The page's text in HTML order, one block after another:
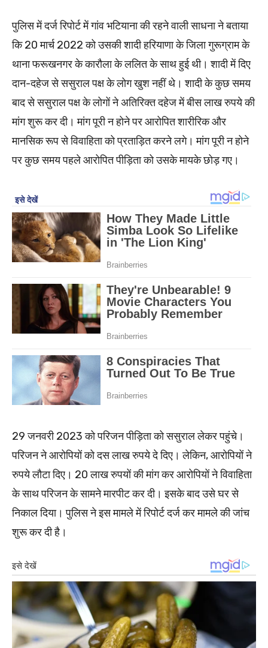
पुलिस में दर्ज रिपोर्ट में गांव भटियाना की रहने वाली साधना ने बताया
कि 20 मार्च 2022 को उसकी शादी हरियाणा के जिला गुरूग्राम के
थाना फरूखनगर के कारौला के ललित के साथ हुई थी। शादी में दिए
दान-दहेज से ससुराल पक्ष के लोग खुश नहीं थे। शादी के कुछ समय
बाद से ससुराल पक्ष के लोगों ने अतिरिक्त दहेज में बीस लाख रुपये की
मांग शुरू कर दी। मांग पूरी न होने पर आरोपित शारीरिक और
मानसिक रूप से विवाहिता को प्रताड़ित करने लगे। मांग पूरी न होने
पर कुछ समय पहले आरोपित पीड़िता को उसके मायके छोड़ गए।
29 जनवरी 2023 को परिजन पीड़िता को ससुराल लेकर पहुंचे।
परिजन ने आरोपियों को दस लाख रुपये दे दिए। लेकिन, आरोपियों ने
रुपये लौटा दिए। 20 लाख रुपयों की मांग कर आरोपियों ने विवाहिता
के साथ परिजन के सामने मारपीट कर दी। इसके बाद उसे घर से
निकाल दिया। पुलिस ने इस मामले में रिपोर्ट दर्ज कर मामले की जांच
शुरू कर दी है।